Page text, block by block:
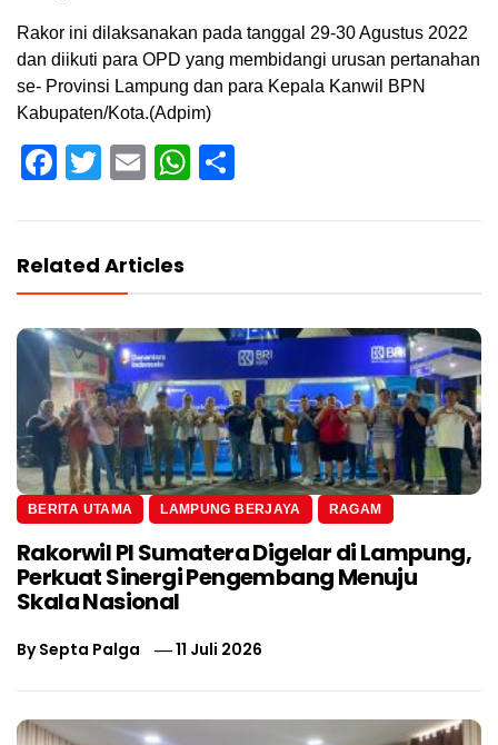
Rakor ini dilaksanakan pada tanggal 29-30 Agustus 2022
dan diikuti para OPD yang membidangi urusan pertanahan
se- Provinsi Lampung dan para Kepala Kanwil BPN
Kabupaten/Kota.(Adpim)
Facebook
Twitter
EmailWhatsApp
Related Articles
BERITA UTAMA LAMPUNG BERJAYA RAGAM
Rakorwil PI Sumatera Digelar di Lampung,
Perkuat Sinergi Pengembang Menuju
Skala Nasional
BySepta Palga 11 Juli 2026